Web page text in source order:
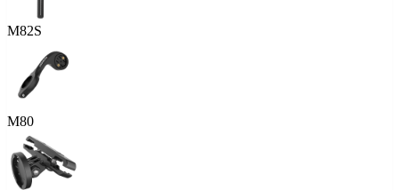
M82S
M80